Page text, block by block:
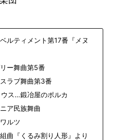
ルティメント第17番『メヌ
ー舞曲第5番
ラブ舞曲第3番
ス…鍛冶屋のポルカ
ア民族舞曲
ルツ
曲『くるみ割り人形』より